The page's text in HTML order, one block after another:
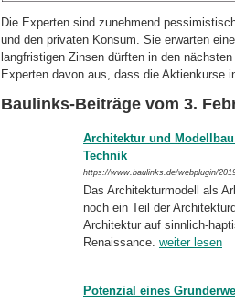
Die Experten sind zunehmend
und den privaten Konsum. Sie erwarten
langfristigen Zinsen dürften in den
Experten davon aus, dass die Aktienkurse
Baulinks-Beiträge vom 3.
Architektur und
Technik
https://www.baulinks.de/webplugin/
Das Architekturmodell als
noch ein Teil der
Architektur auf sinnlich-
Renaissance. weiter lesen
Potenzial eines